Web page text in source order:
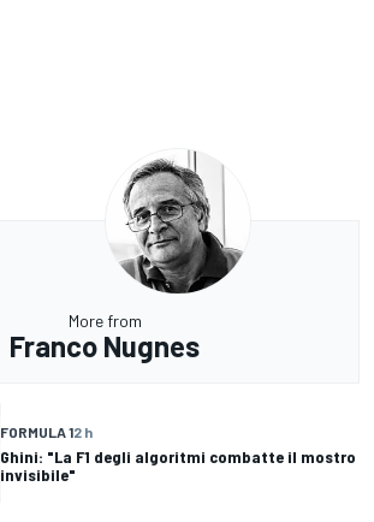
More from
Franco Nugnes
FORMULA 12 h
Ghini: "La F1 degli algoritmi combatte il mostro
invisibile"